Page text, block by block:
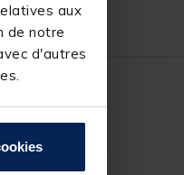
aux
de notre
d'autres